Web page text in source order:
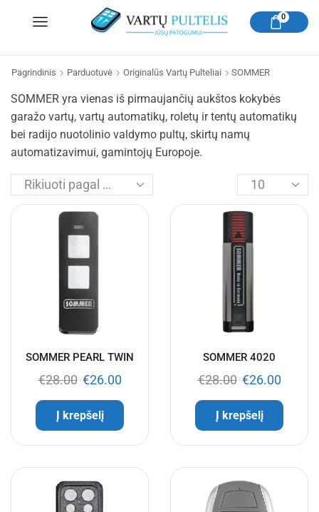
0
Pagrindinis Parduotuvė Originalūs Vartų Pulteliai SOMMER
SOMMER yra vienas iš pirmaujančių aukštos kokybės
garažo vartų, vartų automatikų, roletų ir tentų automatikų
bei radijo nuotolinio valdymo pultų, skirtų namų
automatizavimui, gamintojų Europoje.
SOMMER PEARL TWIN
€28.00 €26.00
Į krepšelį
SOMMER 4020
€28.00 €26.00
Į krepšelį